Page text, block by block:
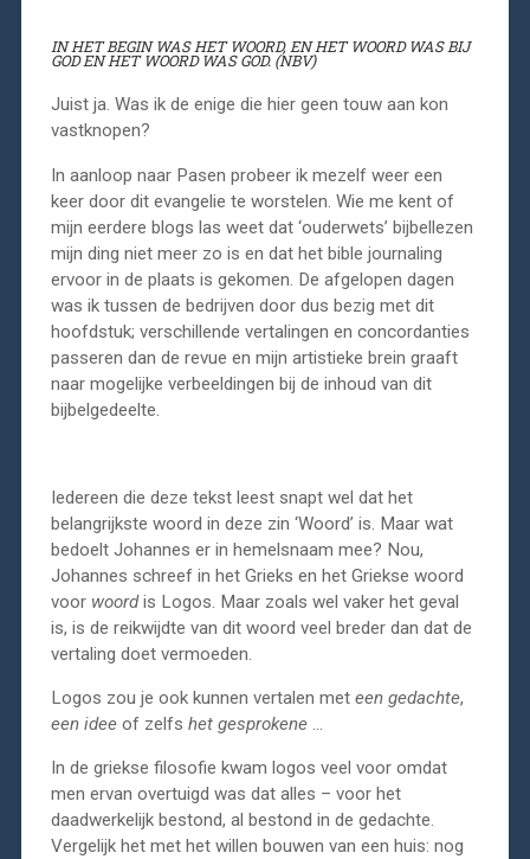
IN HET BEGIN WAS HET WOORD, EN HET WOORD WAS BIJ
GOD EN HET WOORD WAS GOD. (NBV)
Juist ja. Was ik de enige die hier geen touw aan kon
vastknopen?
In aanloop naar Pasen probeer ik mezelf weer een
keer door dit evangelie te worstelen. Wie me kent of
mijn eerdere blogs las weet dat ‘ouderwets’ bijbellezen
mijn ding niet meer zo is en dat het bible journaling
ervoor in de plaats is gekomen. De afgelopen dagen
was ik tussen de bedrijven door dus bezig met dit
hoofdstuk; verschillende vertalingen en concordanties
passeren dan de revue en mijn artistieke brein graaft
naar mogelijke verbeeldingen bij de inhoud van dit
bijbelgedeelte.
Iedereen die deze tekst leest snapt wel dat het
belangrijkste woord in deze zin ‘Woord’ is. Maar wat
bedoelt Johannes er in hemelsnaam mee? Nou,
Johannes schreef in het Grieks en het Griekse woord
voor woordis Logos. Maar zoals wel vaker het geval
is, is de reikwijdte van dit woord veel breder dan dat de
vertaling doet vermoeden.
Logos zou je ook kunnen vertalen met een gedachte,
een ideeof zelfs het gesprokene…
In de griekse filosofie kwam logos veel voor omdat
men ervan overtuigd was dat alles – voor het
daadwerkelijk bestond, al bestond in de gedachte.
Vergelijk het met het willen bouwen van een huis: nog